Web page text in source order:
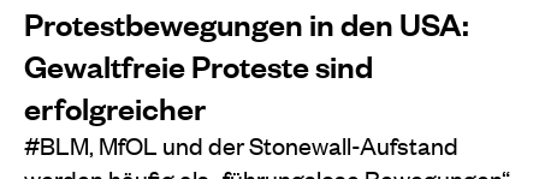
Protestbewegungen in den USA:
Gewaltfreie Proteste sind
erfolgreicher
#BLM, MfOL und der Stonewall-Aufstand